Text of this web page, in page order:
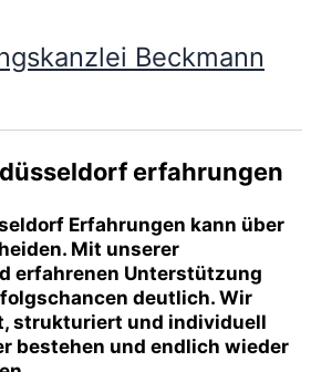
Beckmann
erfahrungen
Erfahrungen kann über
Mit unserer
erfahrenen Unterstützung
deutlich. Wir
strukturiert und individuell
bestehen und endlich wieder